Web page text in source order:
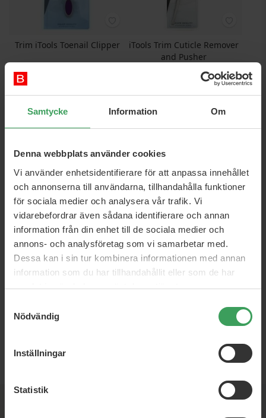
Samtycke Information Om
Denna webbplats använder cookies
Vi använder enhetsidentifierare för att anpassa innehållet
och annonserna till användarna, tillhandahålla funktioner
för sociala medier och analysera vår trafik. Vi
vidarebefordrar även sådana identifierare och annan
information från din enhet till de sociala medier och
annons- och analysföretag som vi samarbetar med.
Dessa kan i sin tur kombinera informationen med annan
information som du har tillhandahållit eller som de har
samlat in när du har använt deras tjänster.
Nödvändig
Inställningar
Statistik
Trim iTools Toenail Clipper
iTools Trim Cuticle Remover
and Pusher
21,75 kr